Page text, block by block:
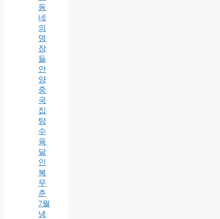
동
네
의
명
장
들
안
양
중
국
집
탕
수
육
달
인
복
무
춘
7월
냉